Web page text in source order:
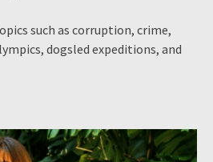
such as corruption, crime,
dogsled expeditions, and